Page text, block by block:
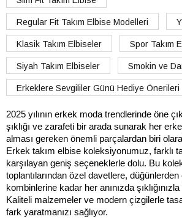
Regular Fit Takım Elbise Modelleri
Klasik Takım Elbiseler Spor Takım
Siyah Takım Elbiseler Smokin ve
Erkeklere Sevgililer Günü Hediye Önerileri
2025 yılının erkek moda trendlerinde öne
şıklığı ve zarafeti bir arada sunarak her
alması gereken önemli parçalardan biri
Erkek takım elbise koleksiyonumuz, farklı
karşılayan geniş seçeneklerle dolu. Bu
toplantılarından özel davetlere,
kombinlerine kadar her anınızda
Kaliteli malzemeler ve modern çizgilerle
fark yaratmanızı sağlıyor.